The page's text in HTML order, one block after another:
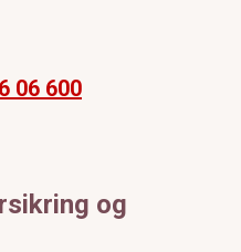
06 600
og